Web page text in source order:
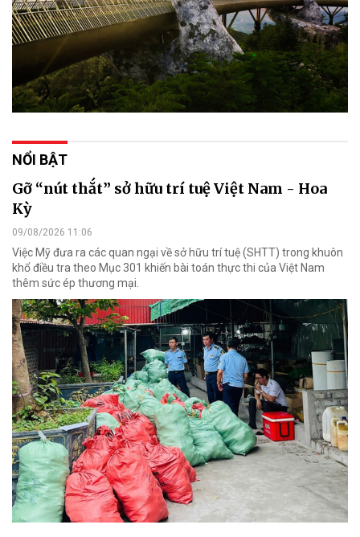
NỔI BẬT
Gỡ “nút thắt” sở hữu trí tuệ Việt Nam - Hoa
Kỳ
09/08/2026 11:06
Việc Mỹ đưa ra các quan ngại về sở hữu trí tuệ (SHTT) trong khuôn
khổ điều tra theo Mục 301 khiến bài toán thực thi của Việt Nam
thêm sức ép thương mại.